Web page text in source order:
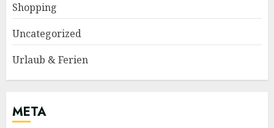
Shopping
Uncategorized
Urlaub & Ferien
META